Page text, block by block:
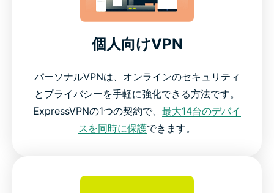
個人向けVPN
パーソナルVPNは、オンラインのセキュリティ
とプライバシーを手軽に強化できる方法です。
ExpressVPNの1つの契約で、 最大14台のデバイ
スを同時に保護できます。